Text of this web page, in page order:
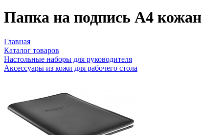
Папка на подпись А4
Главная
Каталог товаров
Настольные наборы для руководителя
Аксессуары из кожи для рабочего стола